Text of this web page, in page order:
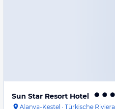
Sun Star Resort Hotel
Alanya-Kestel · Türkische Riviera